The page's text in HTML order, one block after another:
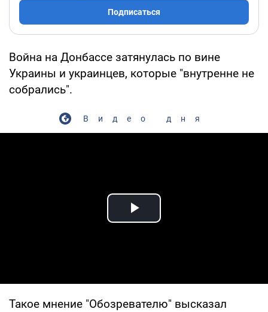
Подписаться
Война на Донбассе затянулась по вине
Украины и украинцев, которые "внутренне не
собрались".
Видео дня
Play Video
Такое мнение "Обозревателю" высказал